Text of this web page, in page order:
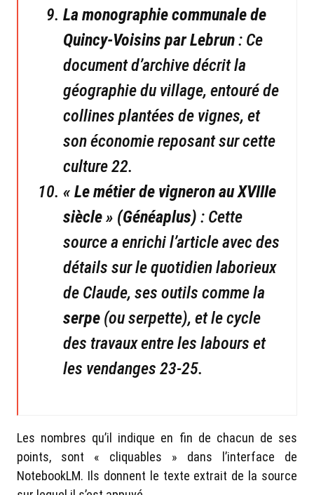
La monographie communale de
Quincy-Voisins par Lebrun: Ce
document d’archive décrit la
géographie du village, entouré de
collines plantées de vignes, et
son économie reposant sur cette
culture 22.
« Le métier de vigneron au XVIIIe
siècle » (Généaplus) : Cette
source a enrichi l’article avec des
détails sur le quotidien laborieux
de Claude, ses outils comme la
serpe (ou serpette), et le cycle
des travaux entre les labours et
les vendanges 23-25.
Les nombres qu’il indique en fin de chacun de ses
points, sont « cliquables » dans l’interface de
NotebookLM. Ils donnent le texte extrait de la source